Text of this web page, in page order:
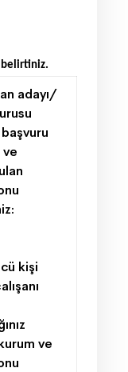
belirtiniz.
adayı/
kişi
ve